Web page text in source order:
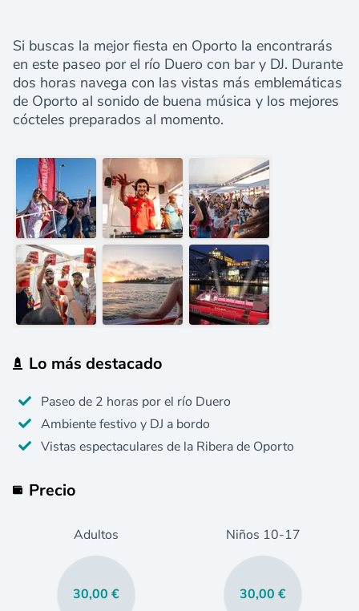
Si buscas la mejor fiesta en Oporto la encontrarás
en este paseo por el río Duero con bar y DJ. Durante
dos horas navega con las vistas más emblemáticas
de Oporto al sonido de buena música y los mejores
cócteles preparados al momento.
Lo más destacado
Paseo de 2 horas por el río Duero
Ambiente festivo y DJ a bordo
Vistas espectaculares de la Ribera de Oporto
Precio
Adultos
30,00 €
Niños 10-17
30,00 €